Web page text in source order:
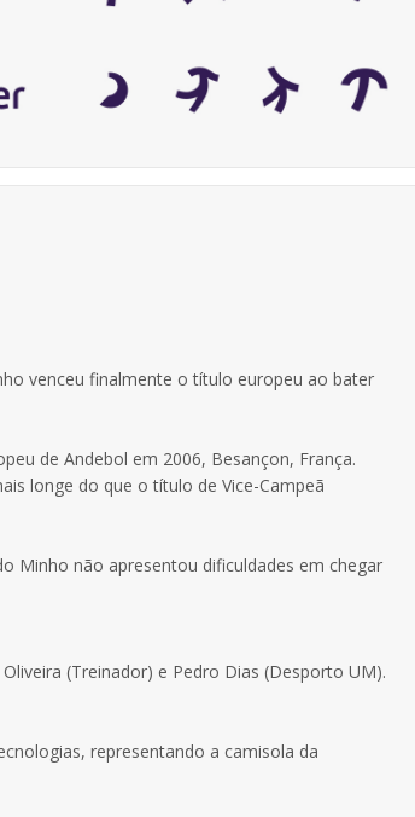
venceu finalmente o título europeu ao bater
de Andebol em 2006, Besançon, França.
longe do que o título de Vice-Campeã
Minho não apresentou dificuldades em chegar
(Treinador) e Pedro Dias (Desporto UM).
representando a camisola da